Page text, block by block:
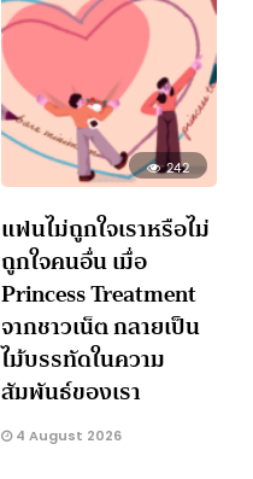
242
แฟนไม่ถูกใจเราหรือไม่
ถูกใจคนอื่น เมื่อ
Princess Treatment
จากชาวเน็ต กลายเป็น
ไม้บรรทัดในความ
สัมพันธ์ของเรา
4 August 2026